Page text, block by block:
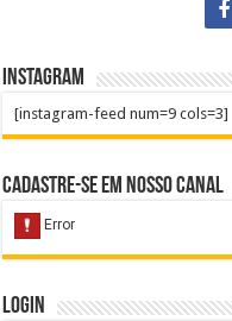
Instagram
[instagram-feed num=9 cols=3]
Cadastre-se em nosso Canal
Login